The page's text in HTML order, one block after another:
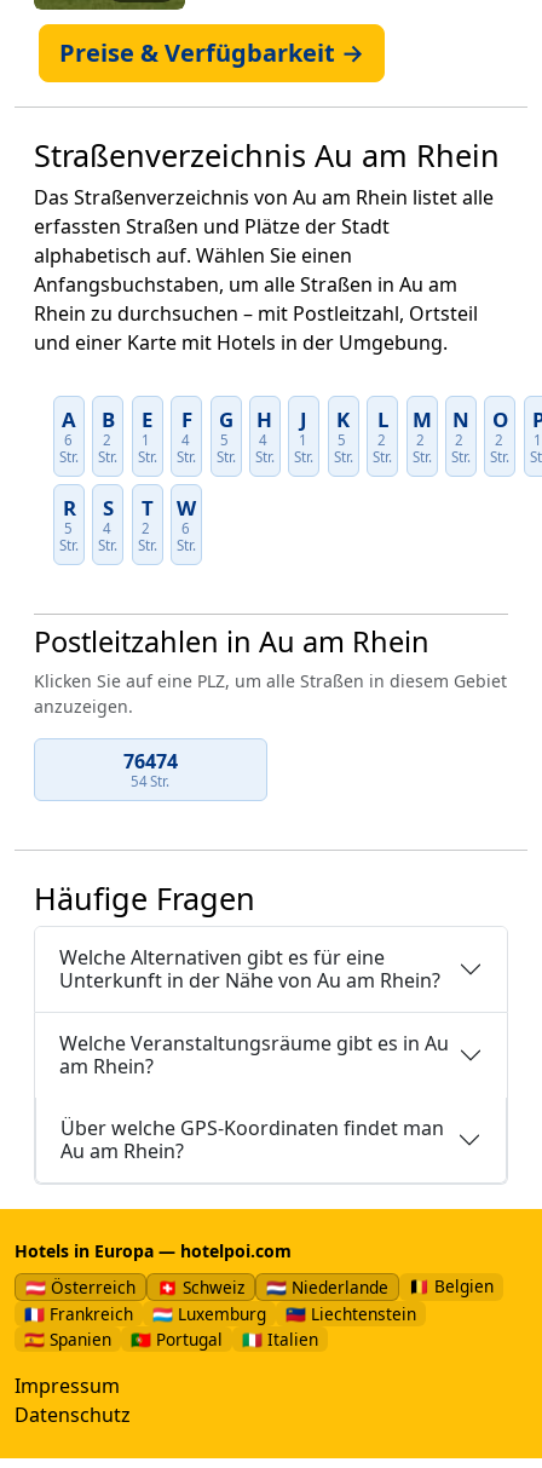
Preise & Verfügbarkeit →
Straßenverzeichnis Au am Rhein
Das Straßenverzeichnis von Au am Rhein listet alle
erfassten Straßen und Plätze der Stadt
alphabetisch auf. Wählen Sie einen
Anfangsbuchstaben, um alle Straßen in Au am
Rhein zu durchsuchen – mit Postleitzahl, Ortsteil
und einer Karte mit Hotels in der Umgebung.
A
6
Str.
B
2
Str.
E
1
Str.
F
4
Str.
G
5
Str.
H
4
Str.
J
1
Str.
K
5
Str.
L
2
Str.
M
2
Str.
N
2
Str.
O
2
Str.
R
5
Str.
S
4
Str.
T
2
Str.
W
6
Str.
Postleitzahlen in Au am Rhein
Klicken Sie auf eine PLZ, um alle Straßen in diesem Gebiet
anzuzeigen.
76474
54 Str.
Häufige Fragen
Welche Alternativen gibt es für eine
Unterkunft in der Nähe von Au am Rhein?
Welche Veranstaltungsräume gibt es in Au
am Rhein?
Über welche GPS-Koordinaten findet man
Au am Rhein?
Hotels in Europa — hotelpoi.com
🇦🇹 Österreich
🇨🇭 Schweiz 🇳🇱 Niederlande
🇧🇪 Belgien
🇫🇷 Frankreich
🇱🇺 Luxemburg
🇱🇮 Liechtenstein
🇪🇸 Spanien
🇵🇹 Portugal 🇮🇹 Italien
Impressum
Datenschutz